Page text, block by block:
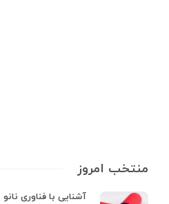
منتخب امروز
آشنایی با فناوری نانو